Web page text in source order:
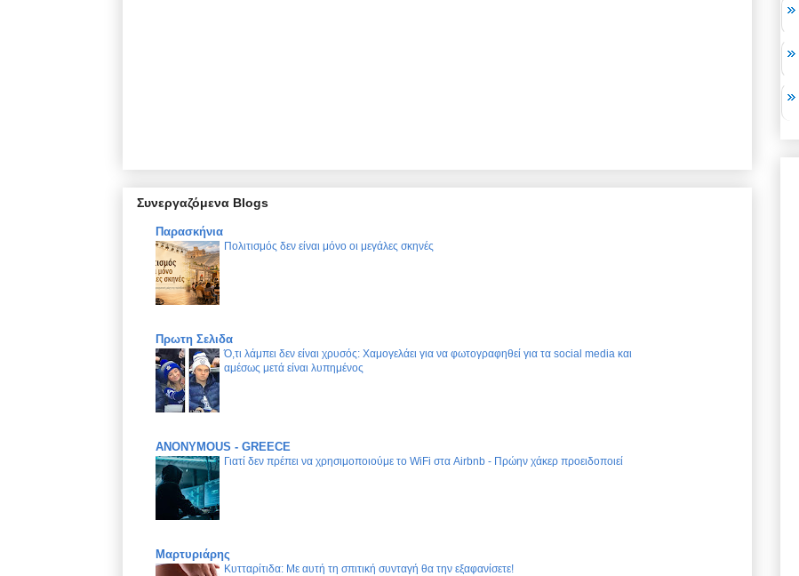
Συνεργαζόμενα Blogs
Παρασκήνια
Πολιτισμός δεν είναι μόνο οι μεγάλες σκηνές
Πρωτη Σελιδα
Ό,τι λάμπει δεν είναι χρυσός: Χαμογελάει για να φωτογραφηθεί για τα social media και
αμέσως μετά είναι λυπημένος
ANONYMOUS - GREECE
Γιατί δεν πρέπει να χρησιμοποιούμε το WiFi στα Airbnb - Πρώην χάκερ προειδοποιεί
Μαρτυριάρης
Κυτταρίτιδα: Με αυτή τη σπιτική συνταγή θα την εξαφανίσετε!